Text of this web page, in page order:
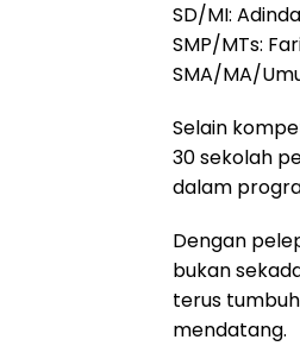
SD/MI:
SMP/MTs:
SMA/MA/
Selain
30 sekolah
dalam
Dengan
bukan
terus
mendatang.